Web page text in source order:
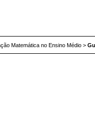
Matemática no Ensino Médio>